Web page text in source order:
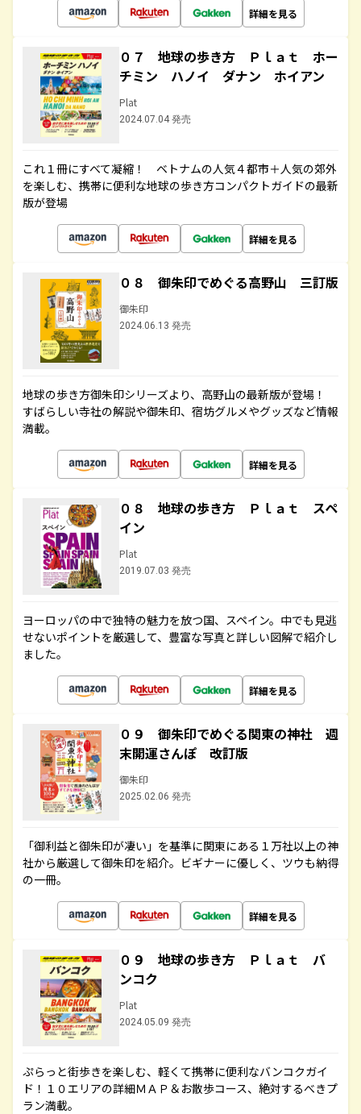
詳細を見る
０７ 地球の歩き方 Ｐｌａｔ ホー
チミン ハノイ ダナン ホイアン
Plat
2024.07.04 発売
これ１冊にすべて凝縮！ ベトナムの人気４都市＋人気の郊外
を楽しむ、携帯に便利な地球の歩き方コンパクトガイドの最新
版が登場
詳細を見る
０８ 御朱印でめぐる高野山 三訂版
御朱印
2024.06.13 発売
地球の歩き方御朱印シリーズより、高野山の最新版が登場！
すばらしい寺社の解説や御朱印、宿坊グルメやグッズなど情報
満載。
詳細を見る
０８ 地球の歩き方 Ｐｌａｔ スペ
イン
Plat
2019.07.03 発売
ヨーロッパの中で独特の魅力を放つ国、スペイン。中でも見逃
せないポイントを厳選して、豊富な写真と詳しい図解で紹介し
ました。
詳細を見る
０９ 御朱印でめぐる関東の神社 週
末開運さんぽ 改訂版
御朱印
2025.02.06 発売
「御利益と御朱印が凄い」を基準に関東にある１万社以上の神
社から厳選して御朱印を紹介。ビギナーに優しく、ツウも納得
の一冊。
詳細を見る
０９ 地球の歩き方 Ｐｌａｔ バ
ンコク
Plat
2024.05.09 発売
ぷらっと街歩きを楽しむ、軽くて携帯に便利なバンコクガイ
ド！１０エリアの詳細ＭＡＰ＆お散歩コース、絶対するべきプ
ラン満載。